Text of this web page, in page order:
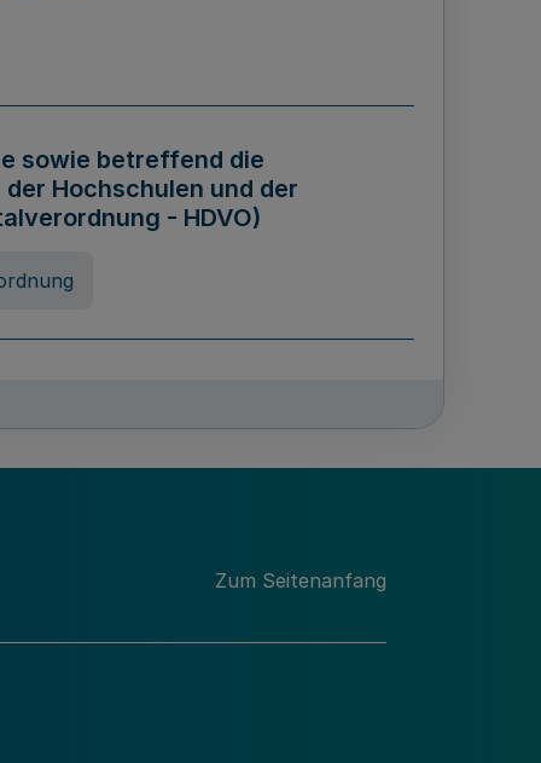
sowie betreffend die
Hochschulen und der
- HDVO)
des Landes Nordrhein-
Zum Seitenanfang